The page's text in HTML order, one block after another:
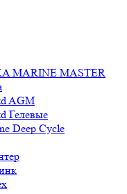
MARINE MASTER
AGM
Гелевые
Deep Cycle